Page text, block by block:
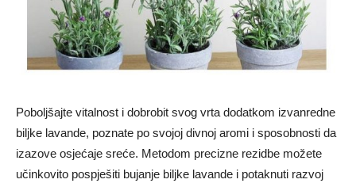
Poboljšajte vitalnost i dobrobit svog vrta dodatkom izvanredne
biljke lavande, poznate po svojoj divnoj aromi i sposobnosti da
izazove osjećaje sreće. Metodom precizne rezidbe možete
učinkovito pospješiti bujanje biljke lavande i potaknuti razvoj